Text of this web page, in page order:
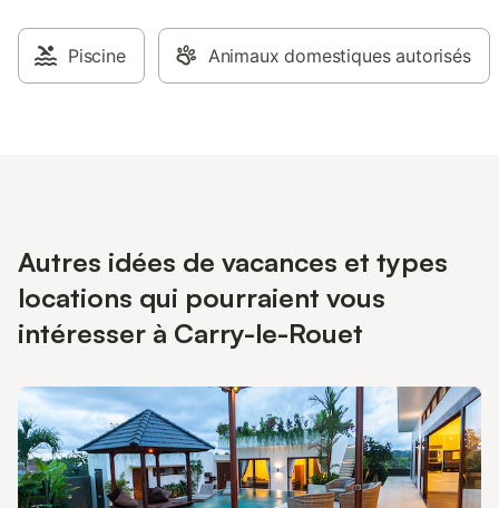
Piscine Animaux domestiques autorisés
Autres idées de vacances et types
locations qui pourraient vous
intéresser à Carry-le-Rouet